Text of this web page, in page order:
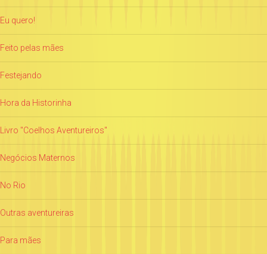
Eu quero!
Feito pelas mães
Festejando
Hora da Historinha
Livro "Coelhos Aventureiros"
Negócios Maternos
No Rio
Outras aventureiras
Para mães